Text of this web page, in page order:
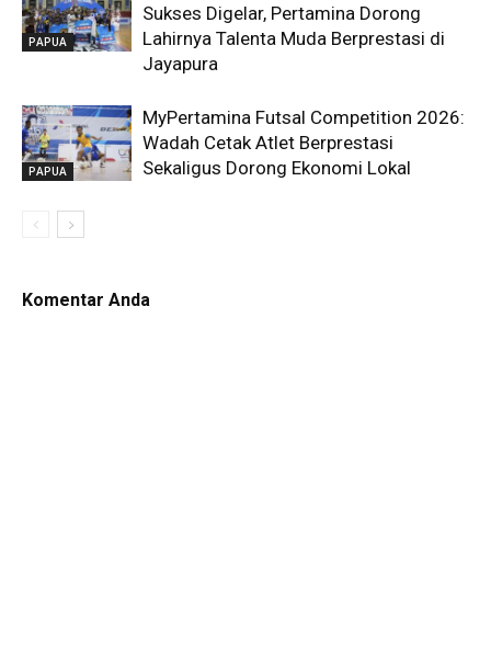
PAPUA
Sukses Digelar, Pertamina Dorong
Lahirnya Talenta Muda Berprestasi di
Jayapura
PAPUA
MyPertamina Futsal Competition 2026:
Wadah Cetak Atlet Berprestasi
Sekaligus Dorong Ekonomi Lokal
Komentar Anda